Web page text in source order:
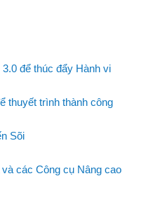
để thúc đẩy Hành vi
thuyết trình thành công
Sõi
các Công cụ Nâng cao